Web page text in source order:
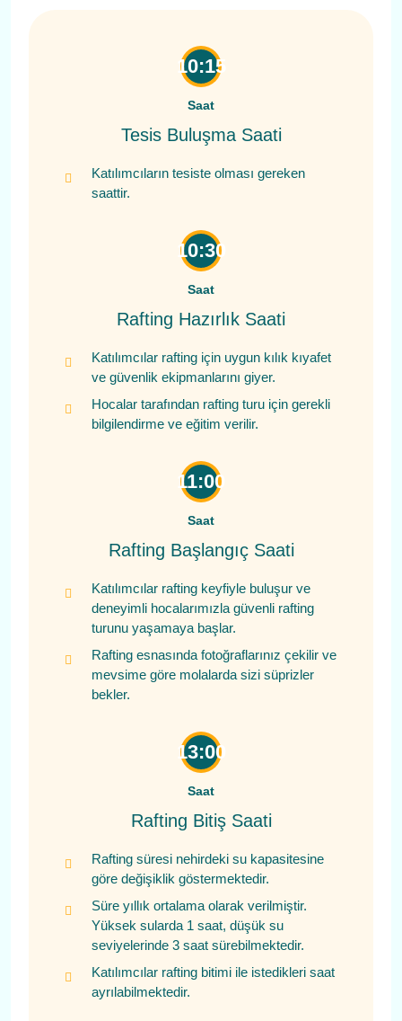
10:15
Saat
Tesis Buluşma Saati
Katılımcıların tesiste olması gereken
saattir.
10:30
Saat
Rafting Hazırlık Saati
Katılımcılar rafting için uygun kılık kıyafet
ve güvenlik ekipmanlarını giyer.
Hocalar tarafından rafting turu için gerekli
bilgilendirme ve eğitim verilir.
11:00
Saat
Rafting Başlangıç Saati
Katılımcılar rafting keyfiyle buluşur ve
deneyimli hocalarımızla güvenli rafting
turunu yaşamaya başlar.
Rafting esnasında fotoğraflarınız çekilir ve
mevsime göre molalarda sizi süprizler
bekler.
13:00
Saat
Rafting Bitiş Saati
Rafting süresi nehirdeki su kapasitesine
göre değişiklik göstermektedir.
Süre yıllık ortalama olarak verilmiştir.
Yüksek sularda 1 saat, düşük su
seviyelerinde 3 saat sürebilmektedir.
Katılımcılar rafting bitimi ile istedikleri saat
ayrılabilmektedir.